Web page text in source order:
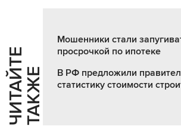
Ч
И
Т
АЙ
Т
Е
Т
А
К
ЖЕ
Мошенники стали
просрочкой по ипотеке
В РФ предложили
статистику стоимости